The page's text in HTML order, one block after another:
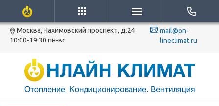
Москва, Нахимовский проспект, д.24
10:00-19:30 пн-вс
mail@on-
lineclimat.ru